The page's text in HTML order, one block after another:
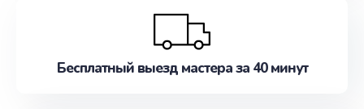
Бесплатный выезд мастера за 40 минут